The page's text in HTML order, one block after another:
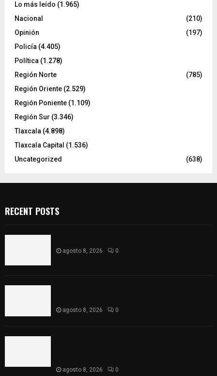
Lo más leído (1.965)
Nacional
(210)
Opinión
(197)
Policía (4.405)
Política (1.278)
Región Norte
(785)
Región Oriente (2.529)
Región Poniente (1.109)
Región Sur (3.346)
Tlaxcala (4.898)
Tlaxcala Capital (1.536)
Uncategorized
(638)
RECENT POSTS
agosto 8, 2026 0
agosto 8, 2026 0
agosto 8, 2026 0